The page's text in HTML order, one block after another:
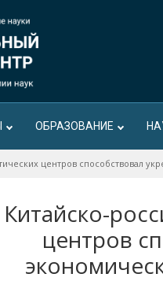
ОБРАЗОВАНИЕ
центров способствовал
Китайско-
центров